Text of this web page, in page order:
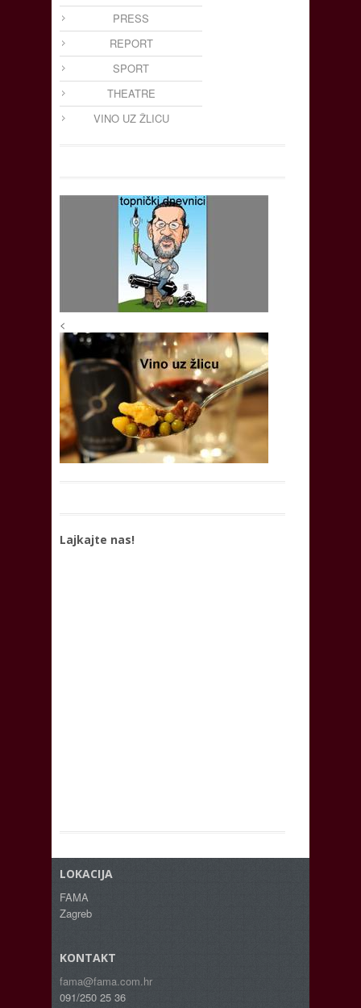
PRESS
REPORT
SPORT
THEATRE
VINO UZ ŽLICU
<
Lajkajte nas!
LOKACIJA
FAMA
Zagreb
KONTAKT
fama@fama.com.hr
091/250 25 36